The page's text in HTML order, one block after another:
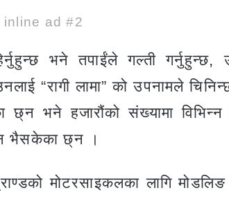
inline ad #2
भने तपाईंले गल्ती
“रागी लामा” को उपनामले
भने हजारौंको संख्यामा विभिन्न
भैसकेका छ्न ।
मोटरसाइकलका लागि